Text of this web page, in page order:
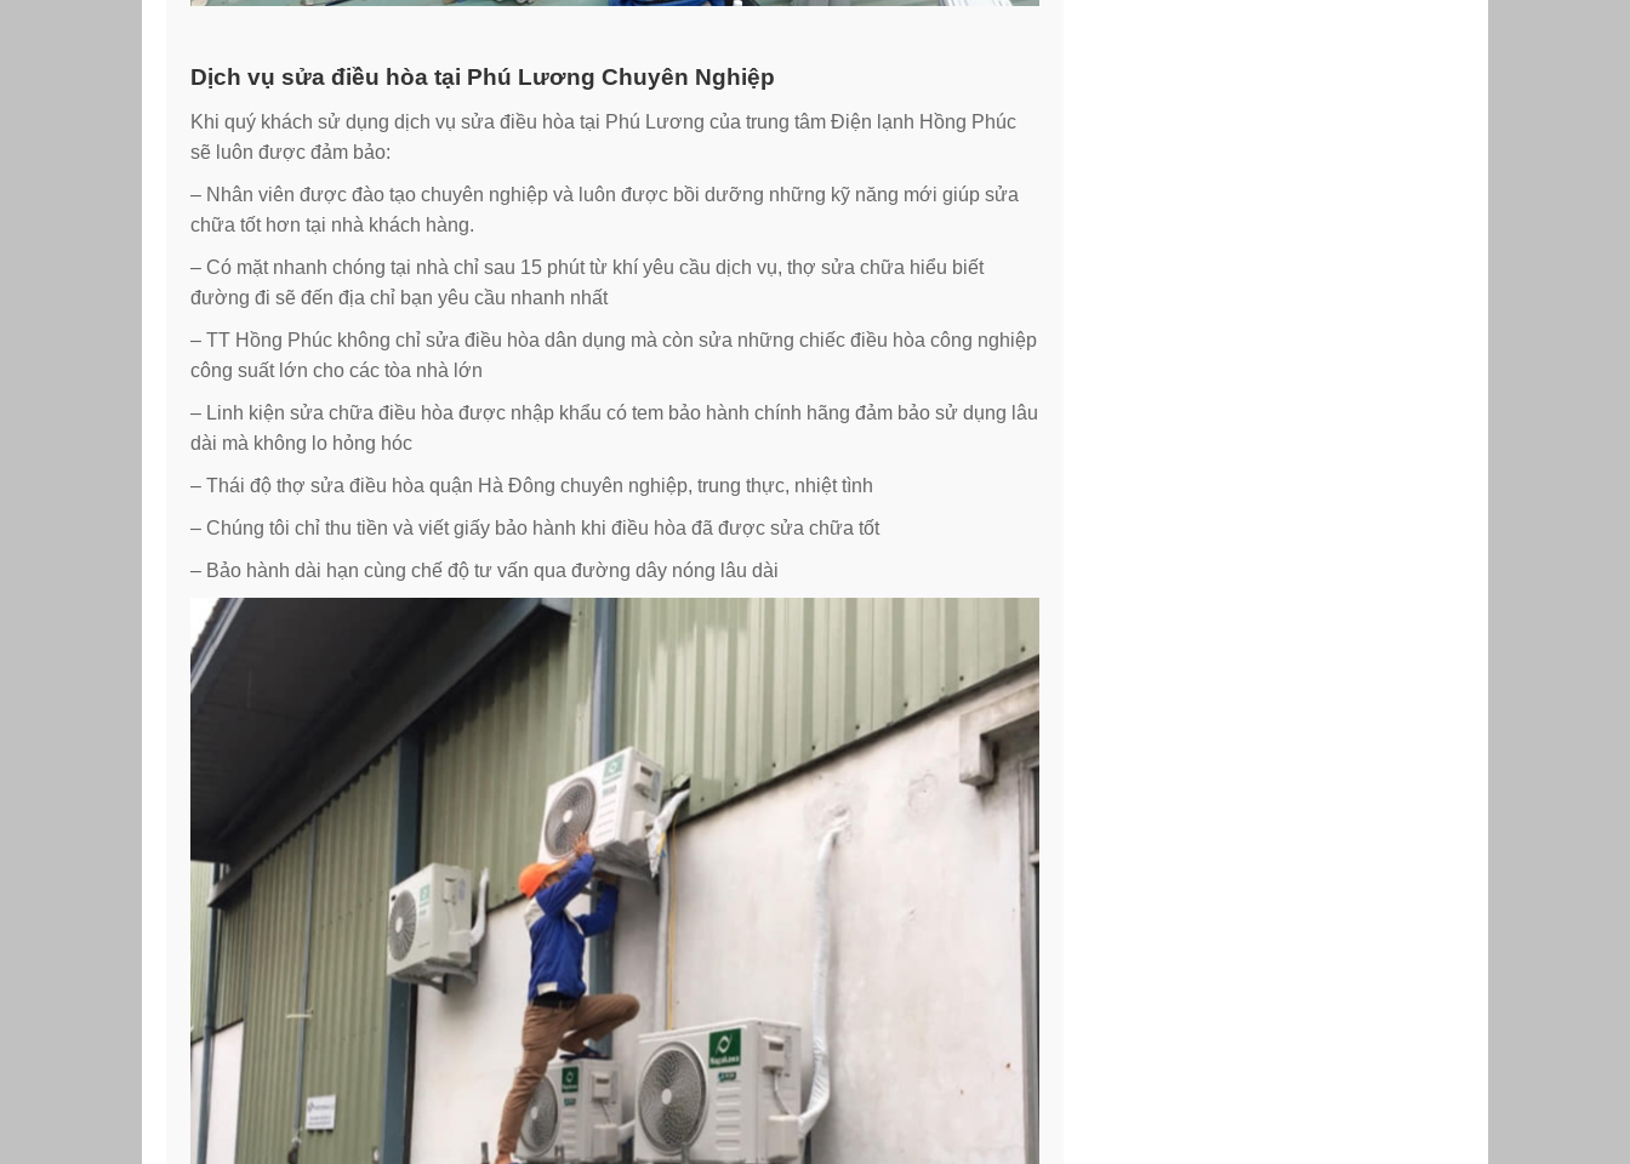
Dịch vụ sửa điều hòa tại Phú Lương Chuyên Nghiệp
Khi quý khách sử dụng dịch vụ sửa điều hòa tại Phú Lương của trung tâm Điện lạnh Hồng Phúc
sẽ luôn được đảm bảo:
– Nhân viên được đào tạo chuyên nghiệp và luôn được bồi dưỡng những kỹ năng mới giúp sửa
chữa tốt hơn tại nhà khách hàng.
– Có mặt nhanh chóng tại nhà chỉ sau 15 phút từ khí yêu cầu dịch vụ, thợ sửa chữa hiểu biết
đường đi sẽ đến địa chỉ bạn yêu cầu nhanh nhất
– TT Hồng Phúc không chỉ sửa điều hòa dân dụng mà còn sửa những chiếc điều hòa công nghiệp
công suất lớn cho các tòa nhà lớn
– Linh kiện sửa chữa điều hòa được nhập khẩu có tem bảo hành chính hãng đảm bảo sử dụng lâu
dài mà không lo hỏng hóc
– Thái độ thợ sửa điều hòa quận Hà Đông chuyên nghiệp, trung thực, nhiệt tình
– Chúng tôi chỉ thu tiền và viết giấy bảo hành khi điều hòa đã được sửa chữa tốt
– Bảo hành dài hạn cùng chế độ tư vấn qua đường dây nóng lâu dài